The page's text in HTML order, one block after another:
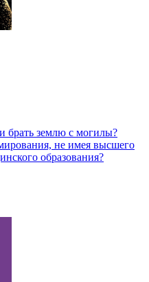
брать землю с могилы?
не имея высшего
образования?